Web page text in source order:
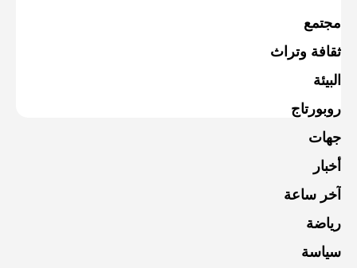
مجتمع
ثقافة وتراث
البيئة
روبورتاج
جهات
أخبار
آخر ساعة
رياضة
سياسة